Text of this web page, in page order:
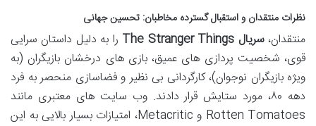
نظرات منتقدان و استقبال گسترده مخاطبان: تحسین جهانی
منتقدان،سریال The Stranger Things
را به دلیل داستان سرایی
قوی، شخصیت پردازی های عمیق، بازی های درخشان بازیگران (به
ویژه بازیگران نوجوان)، کارگردانی بی نظیر و فضاسازی منحصر به فرد
دهه ۸۰، مورد ستایش قرار دادند. وب سایت های معتبری مانند
Rotten Tomatoes و Metacritic، امتیازات بسیار بالایی به این